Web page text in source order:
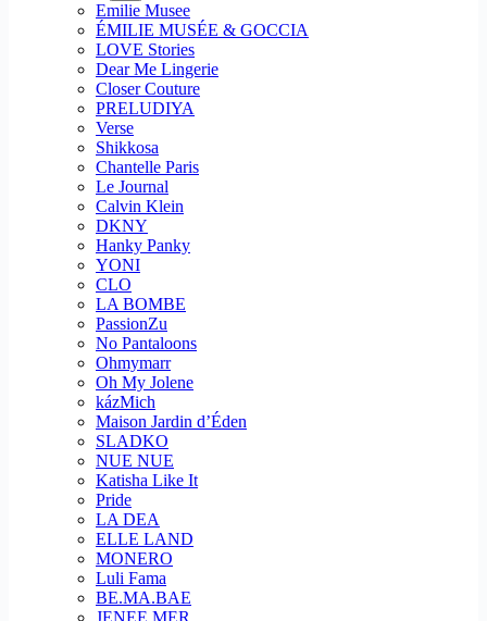
Emilie Musee
ÉMILIE MUSÉE & GOCCIA
LOVE Stories
Dear Me Lingerie
Closer Couture
PRELUDIYA
Verse
Shikkosa
Chantelle Paris
Le Journal
Calvin Klein
DKNY
Hanky Panky
YONI
CLO
LA BOMBE
PassionZu
No Pantaloons
Ohmymarr
Oh My Jolene
kázMich
Maison Jardin d’Éden
SLADKO
NUE NUE
Katisha Like It
Pride
LA DEA
ELLE LAND
MONERO
Luli Fama
BE.MA.BAE
JENEE MER